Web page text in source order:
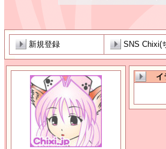
新規登録 SNS Chixi(
イ